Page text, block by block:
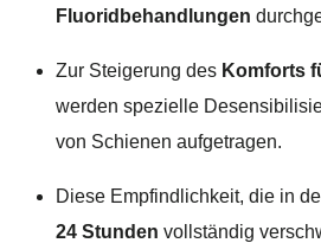
Fluoridbehandlungen
Zur Steigerung des Komforts
werden spezielle
von Schienen aufgetragen.
Diese Empfindlichkeit, die in
24 Stunden vollständig